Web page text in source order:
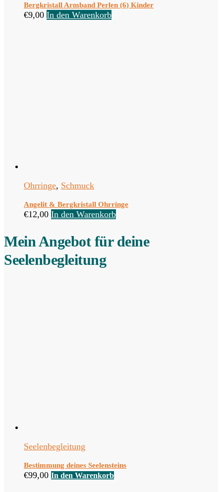
Bergkristall Armband Perlen (6) Kinder
€9,00 In den Warenkorb
Ohrringe, Schmuck
Angelit & Bergkristall Ohrringe
€12,00 In den Warenkorb
Mein Angebot für deine
Seelenbegleitung
Seelenbegleitung
Bestimmung deines Seelensteins
€99,00 In den Warenkorb